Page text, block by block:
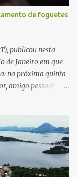
de foguetes
publicou nesta
de Janeiro em que
na próxima quinta-
amigo pessoal,
Maricá em um
Segundo
maior sobre a
o vídeo, o prefeito
Segundo ele,